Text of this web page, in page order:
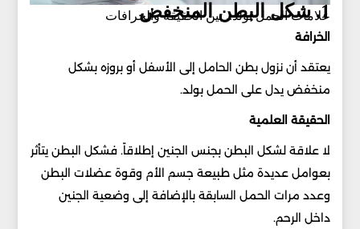
علامات الحمل بولد.. بين الحقيقة والخرافات
1. شكل البطن المنخفض
الخرافة
يعتقد أن نزول بطن الحامل إلى الأسفل أو بروزه بشكل
منخفض يدل على الحمل بولد.
الحقيقة العلمية
لا علاقة لشكل البطن بجنس الجنين إطلاقاً. فشكل البطن يتأثر
بعوامل عديدة مثل طبيعة جسم الأم وقوة عضلات البطن
وعدد مرات الحمل السابقة بالإضافة إلى وضعية الجنين
داخل الرحم.